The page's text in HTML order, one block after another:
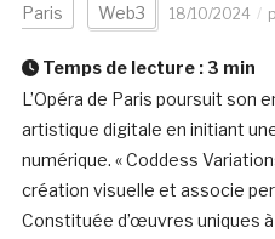
Paris Web3 18/10/2024
Temps de lecture : 3 min
L’Opéra de Paris poursuit son
artistique digitale en initiant
numérique. « Coddess
création visuelle et associe
Constituée d’œuvres uniques